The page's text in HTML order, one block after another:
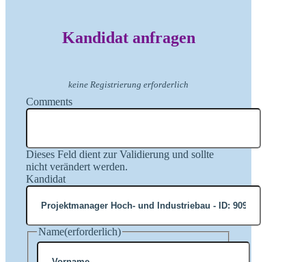
Kandidat anfragen
keine Registrierung erforderlich
Comments
Dieses Feld dient zur Validierung und sollte
nicht verändert werden.
Kandidat
Name(erforderlich)